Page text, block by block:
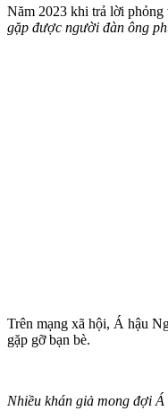
Năm 2023 khi trả lời phỏng
gặp được người đàn ông
Trên mạng xã hội, Á hậu
gặp gỡ bạn bè.
Nhiều khán giả mong đợi